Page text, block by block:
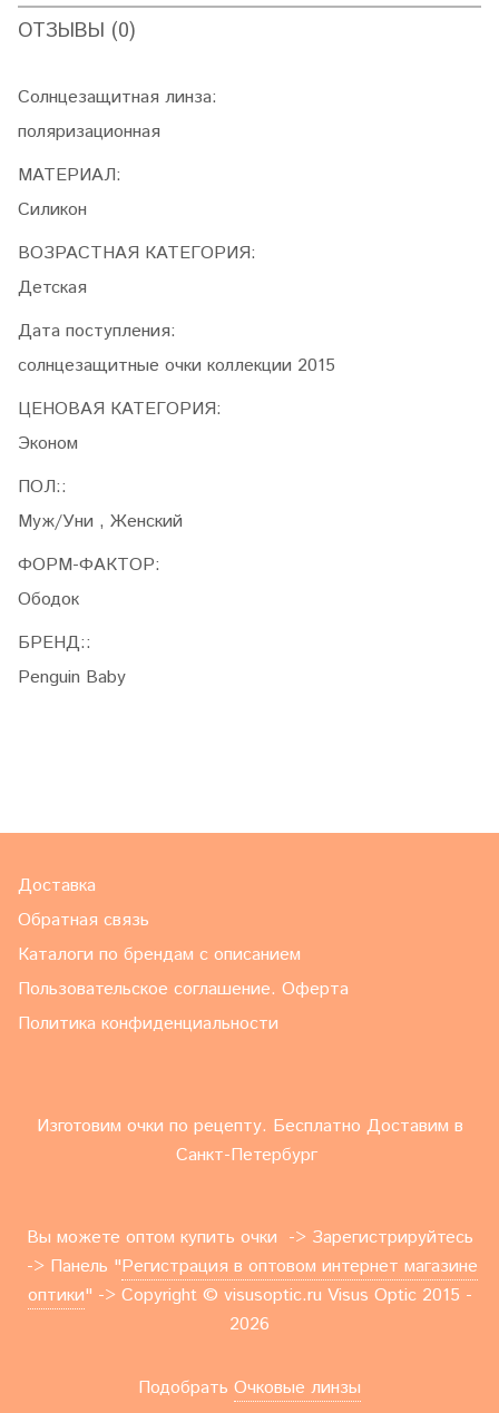
ОТЗЫВЫ (0)
Солнцезащитная линза:
поляризационная
МАТЕРИАЛ:
Силикон
ВОЗРАСТНАЯ КАТЕГОРИЯ:
Детская
Дата поступления:
солнцезащитные очки коллекции 2015
ЦЕНОВАЯ КАТЕГОРИЯ:
Эконом
ПОЛ::
Муж/Уни , Женский
ФОРМ-ФАКТОР:
Ободок
БРЕНД::
Penguin Baby
Доставка
Обратная связь
Каталоги по брендам с описанием
Пользовательское соглашение. Оферта
Политика конфиденциальности
Изготовим очки по рецепту. Бесплатно Доставим в
Санкт-Петербург
Вы можете оптом купить очки -> Зарегистрируйтесь
-> Панель "Регистрация в оптовом интернет магазине
оптики" -> Copyright © visusoptic.ru Visus Optic 2015 -
2026
Подобрать Очковые линзы